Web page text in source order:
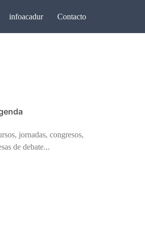
infoacadur Contacto
jornadas, congresos,
de debate...